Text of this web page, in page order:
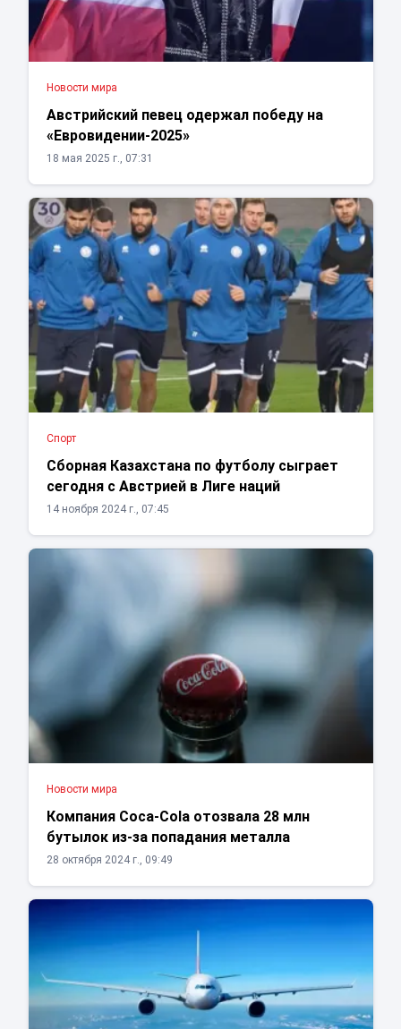
Новости мира
Австрийский певец одержал победу на
«Евровидении-2025»
18 мая 2025 г., 07:31
Спорт
Сборная Казахстана по футболу сыграет
сегодня с Австрией в Лиге наций
14 ноября 2024 г., 07:45
Новости мира
Компания Coca-Cola отозвала 28 млн
бутылок из-за попадания металла
28 октября 2024 г., 09:49